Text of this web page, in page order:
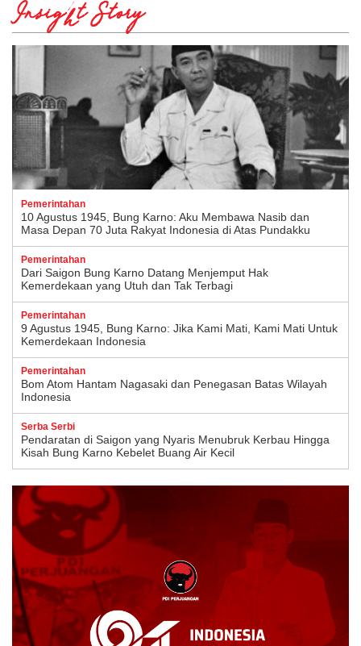
Insight Story
Pemerintahan
10 Agustus 1945, Bung Karno: Aku Membawa Nasib dan
Masa Depan 70 Juta Rakyat Indonesia di Atas Pundakku
Pemerintahan
Dari Saigon Bung Karno Datang Menjemput Hak
Kemerdekaan yang Utuh dan Tak Terbagi
Pemerintahan
9 Agustus 1945, Bung Karno: Jika Kami Mati, Kami Mati Untuk
Kemerdekaan Indonesia
Pemerintahan
Bom Atom Hantam Nagasaki dan Penegasan Batas Wilayah
Indonesia
Serba Serbi
Pendaratan di Saigon yang Nyaris Menubruk Kerbau Hingga
Kisah Bung Karno Kebelet Buang Air Kecil